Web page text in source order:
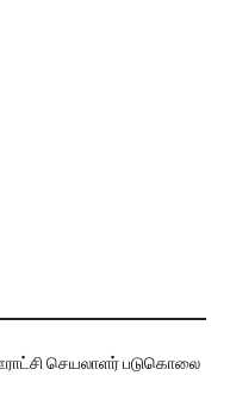
செயலாளர் படுகொலை